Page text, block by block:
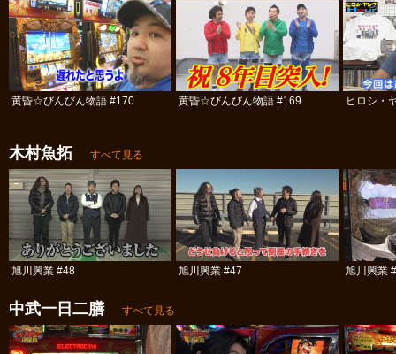
黄昏☆びんびん物語 #170 黄昏☆びんびん物語 #169 ヒロシ・
木村魚拓 すべて見る
旭川興業 #48 旭川興業 #47 旭川興業
中武一日二膳 すべて見る